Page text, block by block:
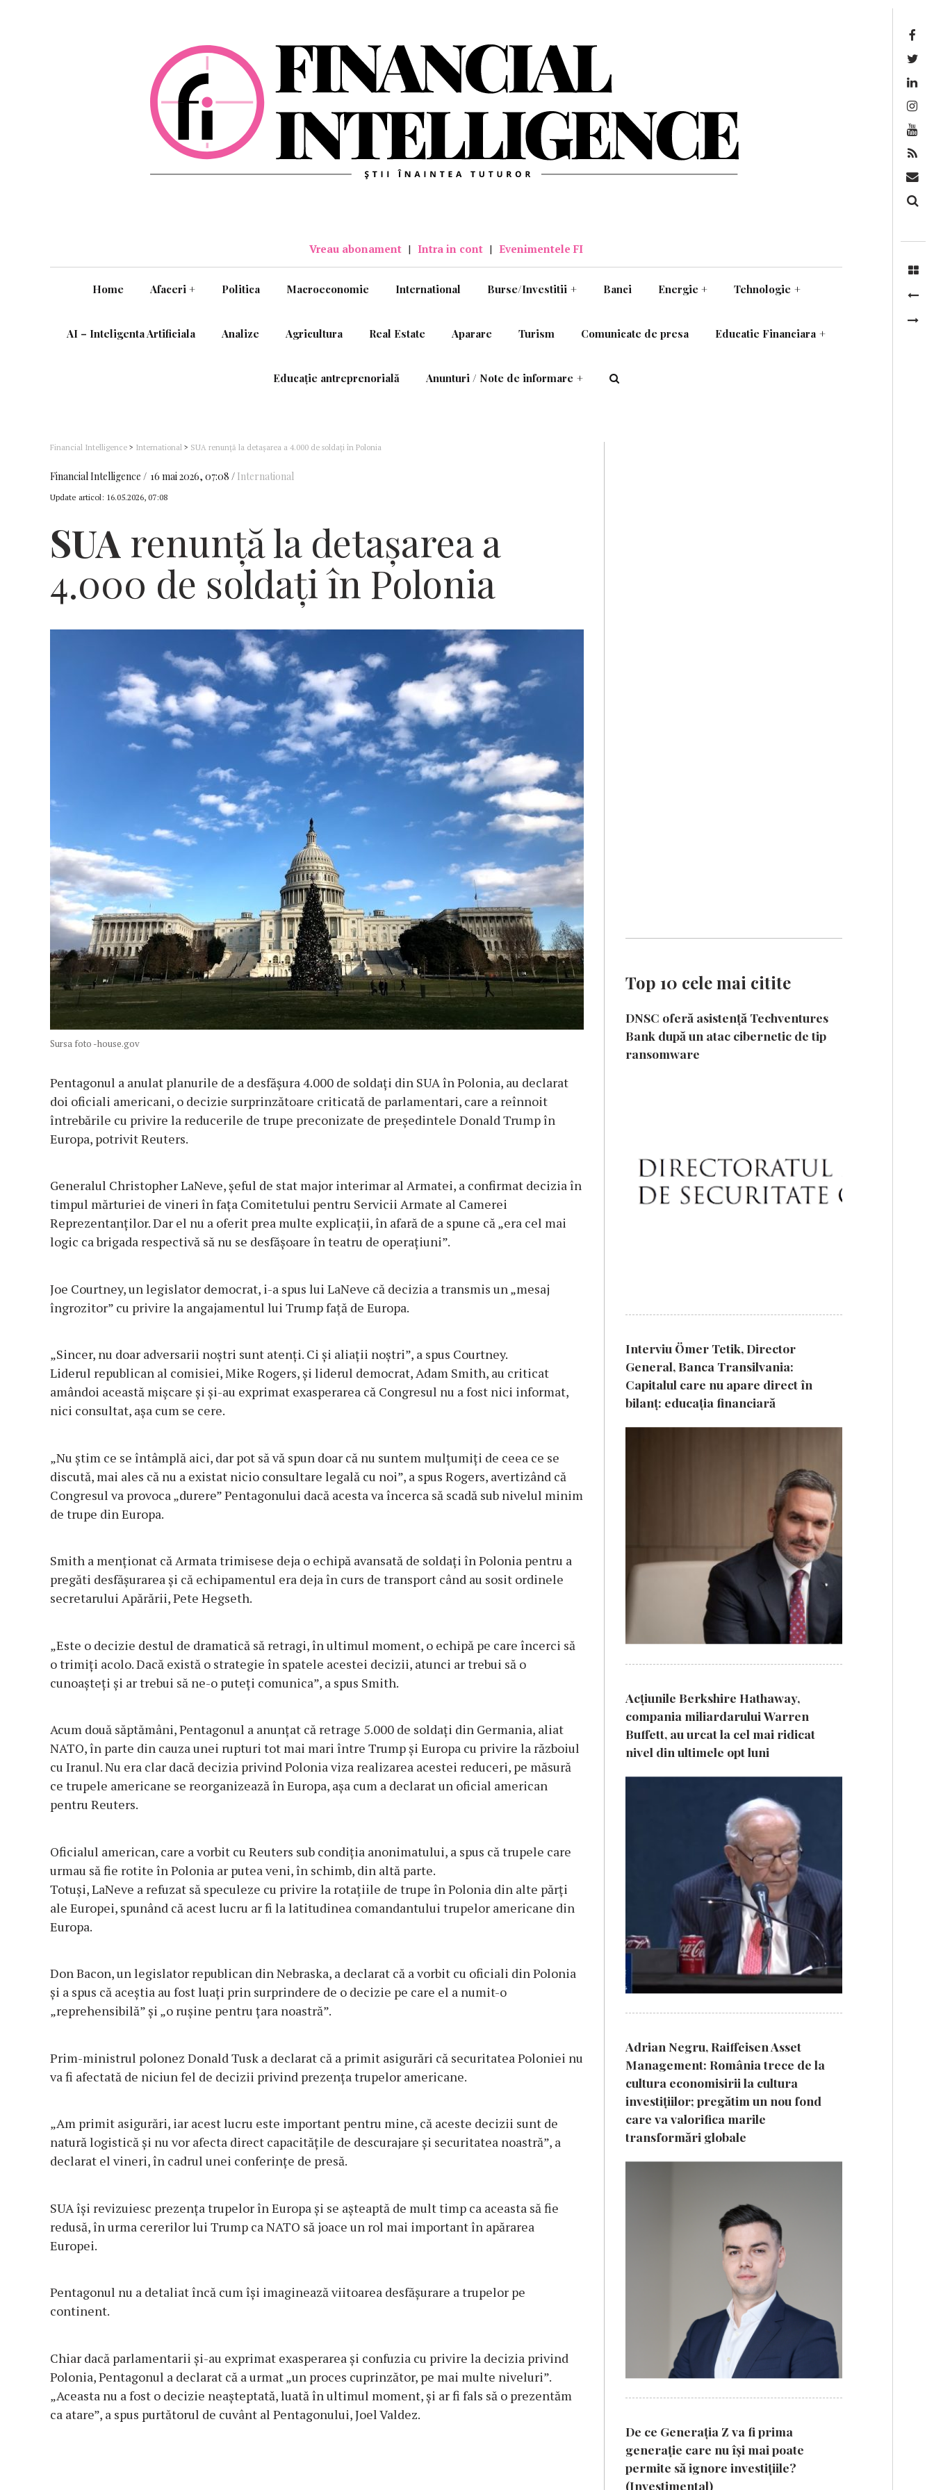
Vreau abonament | Intra in cont | Evenimentele FI
Home Afaceri + Politica Macroeconomie International Burse/Investitii + Banci Energie + Tehnologie +
AI – Inteligenta Artificiala Analize Agricultura Real Estate Aparare Turism Comunicate de presa Educatie Financiara +
Educație antreprenorială Anunturi / Note de informare +
Financial Intelligence > International > SUA renunță la detașarea a 4.000 de soldați în Polonia
Financial Intelligence 16 mai 2026, 07:08 International
Update articol: 16.05.2026, 07:08
SUA renunță la detașarea a
4.000 de soldați în Polonia
Sursa foto -house.gov
Pentagonul a anulat planurile de a desfășura 4.000 de soldați din SUA în Polonia, au declarat
doi oficiali americani, o decizie surprinzătoare criticată de parlamentari, care a reînnoit
întrebările cu privire la reducerile de trupe preconizate de președintele Donald Trump în
Europa, potrivit Reuters.
Generalul Christopher LaNeve, șeful de stat major interimar al Armatei, a confirmat decizia în
timpul mărturiei de vineri în fața Comitetului pentru Servicii Armate al Camerei
Reprezentanților. Dar el nu a oferit prea multe explicații, în afară de a spune că „era cel mai
logic ca brigada respectivă să nu se desfășoare în teatru de operațiuni”.
Joe Courtney, un legislator democrat, i-a spus lui LaNeve că decizia a transmis un „mesaj
îngrozitor” cu privire la angajamentul lui Trump față de Europa.
„Sincer, nu doar adversarii noștri sunt atenți. Ci și aliații noștri”, a spus Courtney.
Liderul republican al comisiei, Mike Rogers, și liderul democrat, Adam Smith, au criticat
amândoi această mișcare și și-au exprimat exasperarea că Congresul nu a fost nici informat,
nici consultat, așa cum se cere.
„Nu știm ce se întâmplă aici, dar pot să vă spun doar că nu suntem mulțumiți de ceea ce se
discută, mai ales că nu a existat nicio consultare legală cu noi”, a spus Rogers, avertizând că
Congresul va provoca „durere” Pentagonului dacă acesta va încerca să scadă sub nivelul minim
de trupe din Europa.
Smith a menționat că Armata trimisese deja o echipă avansată de soldați în Polonia pentru a
pregăti desfășurarea și că echipamentul era deja în curs de transport când au sosit ordinele
secretarului Apărării, Pete Hegseth.
„Este o decizie destul de dramatică să retragi, în ultimul moment, o echipă pe care încerci să
o trimiți acolo. Dacă există o strategie în spatele acestei decizii, atunci ar trebui să o
cunoașteți și ar trebui să ne-o puteți comunica”, a spus Smith.
Acum două săptămâni, Pentagonul a anunțat că retrage 5.000 de soldați din Germania, aliat
NATO, în parte din cauza unei rupturi tot mai mari între Trump și Europa cu privire la războiul
cu Iranul. Nu era clar dacă decizia privind Polonia viza realizarea acestei reduceri, pe măsură
ce trupele americane se reorganizează în Europa, așa cum a declarat un oficial american
pentru Reuters.
Oficialul american, care a vorbit cu Reuters sub condiția anonimatului, a spus că trupele care
urmau să fie rotite în Polonia ar putea veni, în schimb, din altă parte.
Totuși, LaNeve a refuzat să speculeze cu privire la rotațiile de trupe în Polonia din alte părți
ale Europei, spunând că acest lucru ar fi la latitudinea comandantului trupelor americane din
Europa.
Don Bacon, un legislator republican din Nebraska, a declarat că a vorbit cu oficiali din Polonia
și a spus că aceștia au fost luați prin surprindere de o decizie pe care el a numit-o
„reprehensibilă” și „o rușine pentru țara noastră”.
Prim-ministrul polonez Donald Tusk a declarat că a primit asigurări că securitatea Poloniei nu
va fi afectată de niciun fel de decizii privind prezența trupelor americane.
„Am primit asigurări, iar acest lucru este important pentru mine, că aceste decizii sunt de
natură logistică și nu vor afecta direct capacitățile de descurajare și securitatea noastră”, a
declarat el vineri, în cadrul unei conferințe de presă.
SUA își revizuiesc prezența trupelor în Europa și se așteaptă de mult timp ca aceasta să fie
redusă, în urma cererilor lui Trump ca NATO să joace un rol mai important în apărarea
Europei.
Pentagonul nu a detaliat încă cum își imaginează viitoarea desfășurare a trupelor pe
continent.
Chiar dacă parlamentarii și-au exprimat exasperarea și confuzia cu privire la decizia privind
Polonia, Pentagonul a declarat că a urmat „un proces cuprinzător, pe mai multe niveluri”.
„Aceasta nu a fost o decizie neașteptată, luată în ultimul moment, și ar fi fals să o prezentăm
ca atare”, a spus purtătorul de cuvânt al Pentagonului, Joel Valdez.
Top 10 cele mai citite
DNSC oferă asistență Techventures
Bank după un atac cibernetic de tip
ransomware
Interviu Ömer Tetik, Director
General, Banca Transilvania:
Capitalul care nu apare direct în
bilanț: educația financiară
Acțiunile Berkshire Hathaway,
compania miliardarului Warren
Buffett, au urcat la cel mai ridicat
nivel din ultimele opt luni
Adrian Negru, Raiffeisen Asset
Management: România trece de la
cultura economisirii la cultura
investițiilor; pregătim un nou fond
care va valorifica marile
transformări globale
De ce Generația Z va fi prima
generație care nu își mai poate
permite să ignore investițiile?
(Investimental)